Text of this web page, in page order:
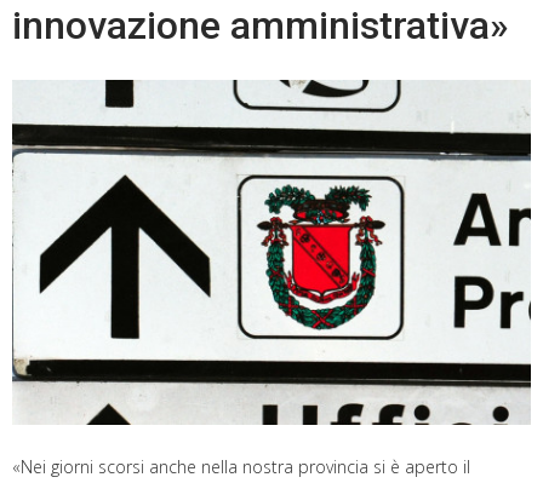
innovazione amministrativa»
«Nei giorni scorsi anche nella nostra provincia si è aperto il